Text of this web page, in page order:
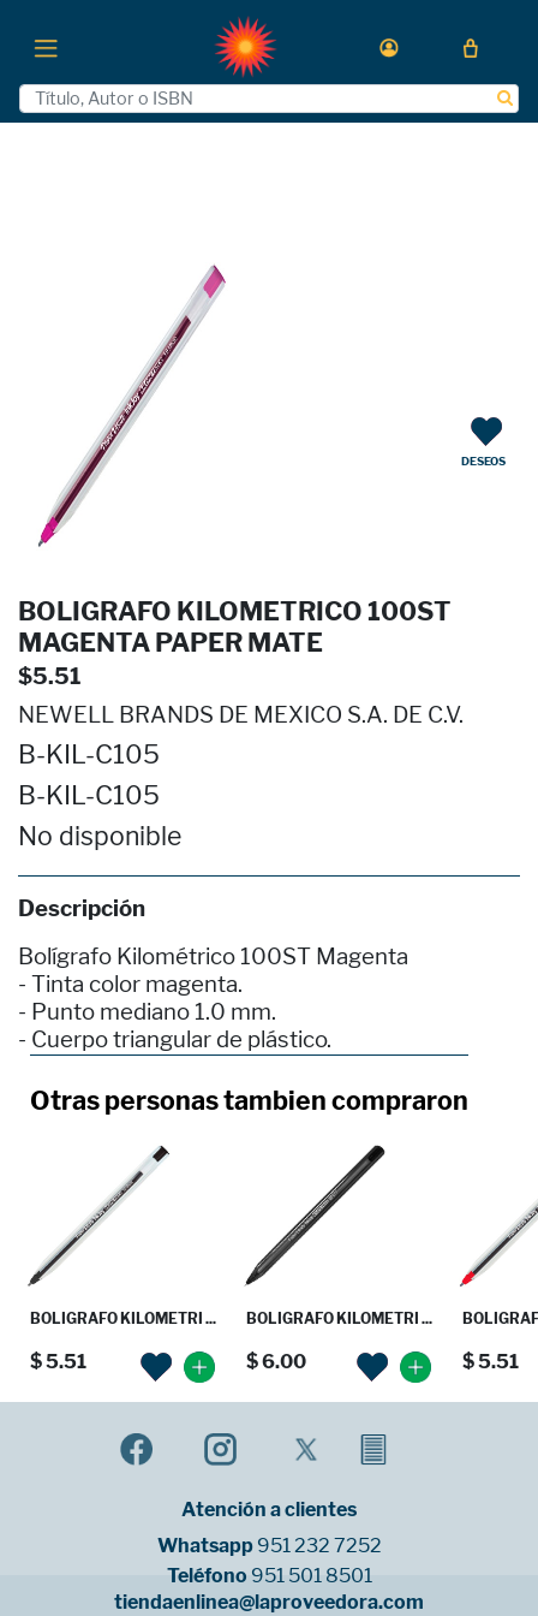
BOLIGRAFO KILOMETRICO 100ST
MAGENTA PAPER MATE
$5.51
NEWELL BRANDS DE MEXICO S.A. DE C.V.
B-KIL-C105
B-KIL-C105
No disponible
Descripción
DESEOS
Bolígrafo Kilométrico 100ST Magenta
- Tinta color magenta.
- Punto mediano 1.0 mm.
- Cuerpo triangular de plástico.
Otras personas tambien compraron
BOLIGRAFO KILOMETRI ...
$ 5.51
BOLIGRAFO KILOMETRI ...
$ 6.00 $ 5.51
Atención a clientes
Whatsapp 951 232 7252
Teléfono 951 501 8501
tiendaenlinea@laproveedora.com